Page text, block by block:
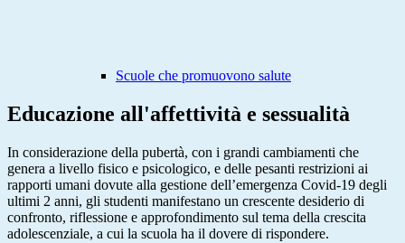
Scuole che promuovono salute
Educazione all'affettività e sessualità
In considerazione della pubertà, con i grandi cambiamenti che
genera a livello fisico e psicologico, e delle pesanti restrizioni ai
rapporti umani dovute alla gestione dell’emergenza Covid-19 degli
ultimi 2 anni, gli studenti manifestano un crescente desiderio di
confronto, riflessione e approfondimento sul tema della crescita
adolescenziale, a cui la scuola ha il dovere di rispondere.